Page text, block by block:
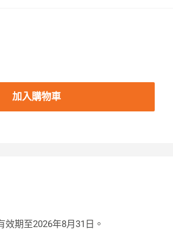
加入購物車
效期至2026年8月31日。